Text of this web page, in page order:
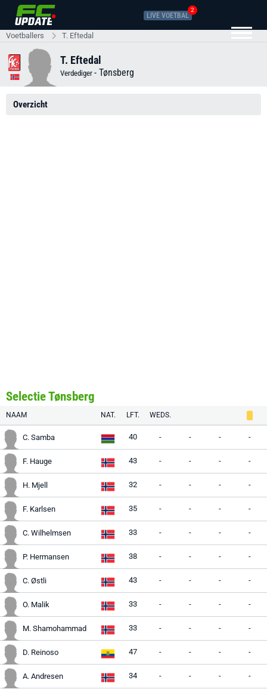
LIVE VOETBAL
2
Voetballers T. Eftedal
T. Eftedal
Verdediger - Tønsberg
Overzicht
Selectie Tønsberg
NAAM NAT. LFT. WEDS.
C. Samba 40 - - - -
F. Hauge 43 - - - -
H. Mjell 32 - - - -
F. Karlsen 35 - - - -
C. Wilhelmsen 33 - - - -
P. Hermansen 38 - - - -
C. Østli 43 - - - -
O. Malik 33 - - - -
M. Shamohammad 33 - - - -
D. Reinoso 47 - - - -
A. Andresen 34 - - - -